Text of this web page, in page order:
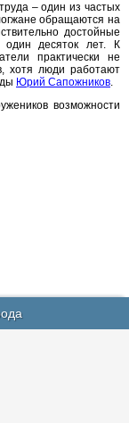
– один из частых
обращаются на
достойные
один десяток лет. К
практически не
хотя люди работают
Юрий Сапожников.
возможности